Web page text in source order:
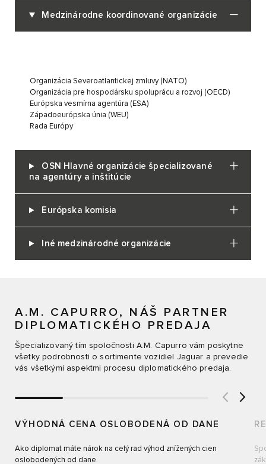
Medzinárodne koordinované organizácie
Organizácia Severoatlantickej zmluvy (NATO)
Organizácia pre hospodársku spoluprácu a rozvoj (OECD)
Európska vesmírna agentúra (ESA)
Západoeurópska únia (WEU)
Rada Európy
OSN Hlavné organizácie špecializované
na agentúry a inštitúcie
Európska komisia
Iné medzinárodné organizácie
A.M. CAPURRO, NÁŠ PARTNER
DIPLOMATICKÉHO PREDAJA
Špecializovaný tím spoločnosti A.M. Capurro vám poskytne
všetky podrobnosti o sortimente vozidiel Jaguar a prevedie
vás všetkými aspektmi procesu diplomatického predaja.
VÝHODNÁ CENA OSLOBODENÁ OD DANE
Ako diplomat máte nárok na celý rad výhod znížených cien
oslobodených od dane.